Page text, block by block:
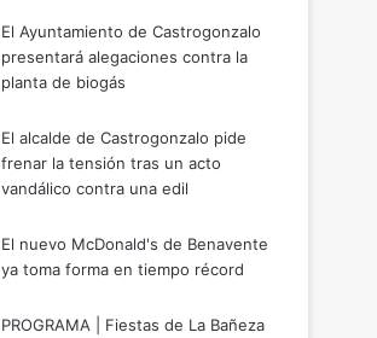
El Ayuntamiento de Castrogonzalo
presentará alegaciones contra la
planta de biogás
El alcalde de Castrogonzalo pide
frenar la tensión tras un acto
vandálico contra una edil
El nuevo McDonald's de Benavente
ya toma forma en tiempo récord
PROGRAMA | Fiestas de La Bañeza